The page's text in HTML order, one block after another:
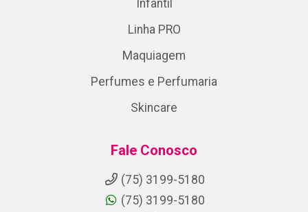
Infantil
Linha PRO
Maquiagem
Perfumes e Perfumaria
Skincare
Fale Conosco
(75) 3199-5180
(75) 3199-5180